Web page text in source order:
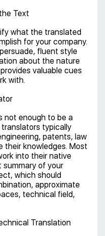
Text
what the translated
for your company.
fluent style
about the nature
valuable cues
with.
not enough to be a
typically
patents, law
their knowledges. Most
into their native
summary of your
which should
approximate
technical field,
Translation